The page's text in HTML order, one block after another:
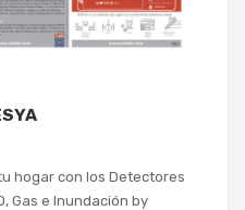
hogar con los Detectores
Gas e Inundación by